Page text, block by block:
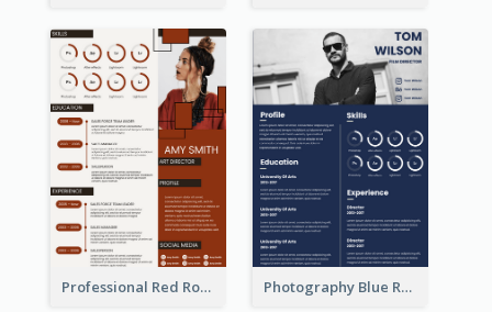
Professional Red Rouge Resume Photography Blue Resume